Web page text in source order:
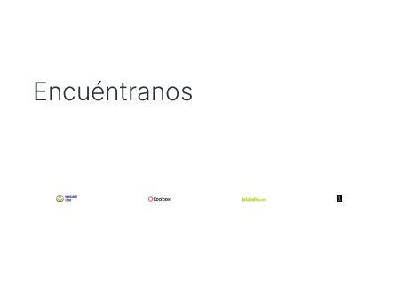
Encuéntranos